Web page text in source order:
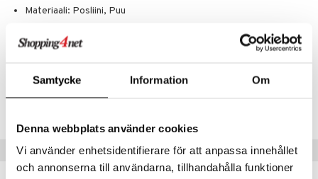
Samtycke Information Om
Denna webbplats använder cookies
Vi använder enhetsidentifierare för att anpassa innehållet
och annonserna till användarna, tillhandahålla funktioner
Materiaali: Posliini, Puu
Soijakupit: 9,5 x 9,5 cm, Korkeus: 3 cm
Tuotenumero
Vinkkejä sinulle